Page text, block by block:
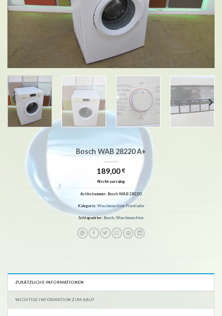
Bosch WAB 28220 A+
189,00 €
Nicht vorrätig
Artikelnummer: Bosch WAB 28220
Kategorie: Waschmaschine Frontlader
Schlagwörter: Bosch, Waschmaschine
ZUSÄTZLICHE INFORMATIONEN
WICHTIGE INFORMATION ZUM KAUF